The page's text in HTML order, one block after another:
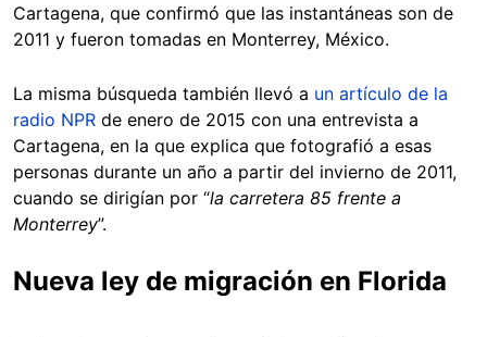
Cartagena, que confirmó que las instantáneas son de
2011 y fueron tomadas en Monterrey, México.
La misma búsqueda también llevó a un artículo de la
radio NPR de enero de 2015 con una entrevista a
Cartagena, en la que explica que fotografió a esas
personas durante un año a partir del invierno de 2011,
cuando se dirigían por “la carretera 85 frente a
Monterrey”.
Nueva ley de migración en Florida